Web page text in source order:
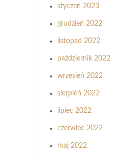
styczeń 2023
grudzień 2022
listopad 2022
październik 2022
wrzesień 2022
sierpień 2022
lipiec 2022
czerwiec 2022
maj 2022